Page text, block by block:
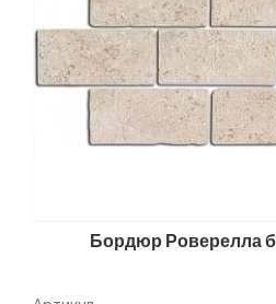
Бордюр Роверелла